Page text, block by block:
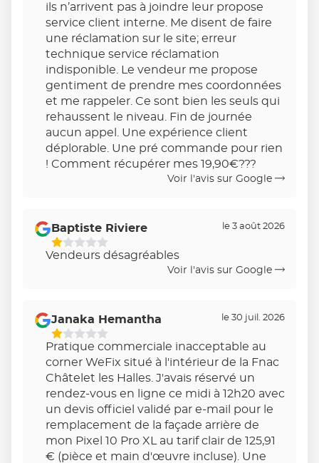
ils n’arrivent pas à joindre leur propose
service client interne. Me disent de faire
une réclamation sur le site; erreur
technique service réclamation
indisponible. Le vendeur me propose
gentiment de prendre mes coordonnées
et me rappeler. Ce sont bien les seuls qui
rehaussent le niveau. Fin de journée
aucun appel. Une expérience client
déplorable. Une pré commande pour rien
! Comment récupérer mes 19,90€???
Voir l'avis sur Google
Baptiste Riviere
1
Étoiles
le 3 août 2026
Vendeurs désagréables
Voir l'avis sur Google
Janaka Hemantha
1
Étoiles
Sur
5
le 30 juil. 2026
Pratique commerciale inacceptable au
corner WeFix situé à l'intérieur de la Fnac
Châtelet les Halles. J'avais réservé un
rendez-vous en ligne ce midi à 12h20 avec
un devis officiel validé par e-mail pour le
remplacement de la façade arrière de
mon Pixel 10 Pro XL au tarif clair de 125,91
€ (pièce et main d'œuvre incluse). Une